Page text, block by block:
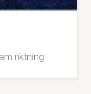
riktning